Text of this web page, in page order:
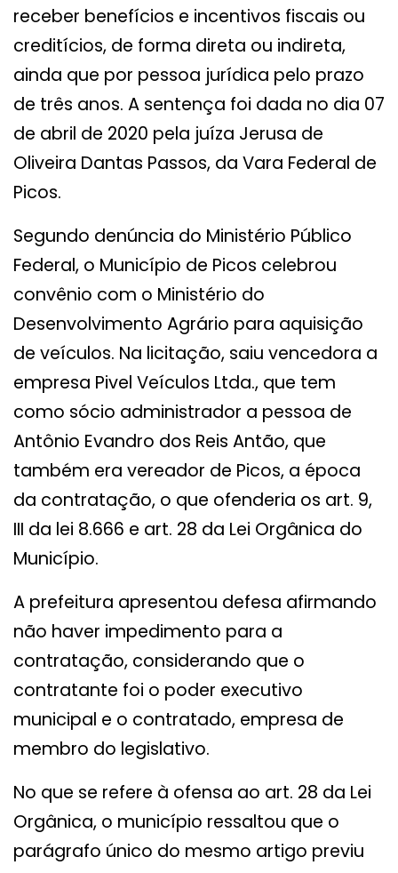
receber benefícios e incentivos fiscais ou
creditícios, de forma direta ou indireta,
ainda que por pessoa jurídica pelo prazo
de três anos. A sentença foi dada no dia 07
de abril de 2020 pela juíza Jerusa de
Oliveira Dantas Passos, da Vara Federal de
Picos.
Segundo denúncia do Ministério Público
Federal, o Município de Picos celebrou
convênio com o Ministério do
Desenvolvimento Agrário para aquisição
de veículos. Na licitação, saiu vencedora a
empresa Pivel Veículos Ltda., que tem
como sócio administrador a pessoa de
Antônio Evandro dos Reis Antão, que
também era vereador de Picos, a época
da contratação, o que ofenderia os art. 9,
III da lei 8.666 e art. 28 da Lei Orgânica do
Município.
A prefeitura apresentou defesa afirmando
não haver impedimento para a
contratação, considerando que o
contratante foi o poder executivo
municipal e o contratado, empresa de
membro do legislativo.
No que se refere à ofensa ao art. 28 da Lei
Orgânica, o município ressaltou que o
parágrafo único do mesmo artigo previu